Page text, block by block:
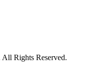
Rights Reserved.